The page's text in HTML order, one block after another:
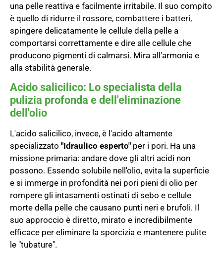
una pelle reattiva e facilmente irritabile. Il suo compito
è quello di ridurre il rossore, combattere i batteri,
spingere delicatamente le cellule della pelle a
comportarsi correttamente e dire alle cellule che
producono pigmenti di calmarsi. Mira all'armonia e
alla stabilità generale.
Acido salicilico: Lo specialista della
pulizia profonda e dell'eliminazione
dell'olio
L'acido salicilico, invece, è l'acido altamente
specializzato "Idraulico esperto" per i pori. Ha una
missione primaria: andare dove gli altri acidi non
possono. Essendo solubile nell'olio, evita la superficie
e si immerge in profondità nei pori pieni di olio per
rompere gli intasamenti ostinati di sebo e cellule
morte della pelle che causano punti neri e brufoli. Il
suo approccio è diretto, mirato e incredibilmente
efficace per eliminare la sporcizia e mantenere pulite
le "tubature".